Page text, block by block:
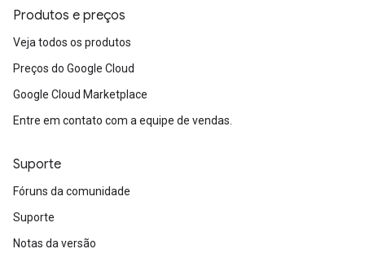
Produtos e preços
Veja todos os produtos
Preços do Google Cloud
Google Cloud Marketplace
Entre em contato com a equipe de vendas.
Suporte
Fóruns da comunidade
Suporte
Notas da versão